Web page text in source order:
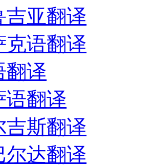
吉亚翻译
克语翻译
翻译
语翻译
吉斯翻译
尔达翻译